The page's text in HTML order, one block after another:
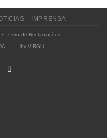
IMPRENSA
• Livro de Reclamações
LDA by VIRGU